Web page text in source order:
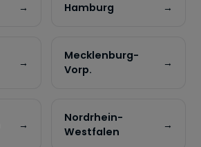
→ Hamburg →
→
Mecklenburg-
Vorp.
→
→
Nordrhein-
Westfalen
→